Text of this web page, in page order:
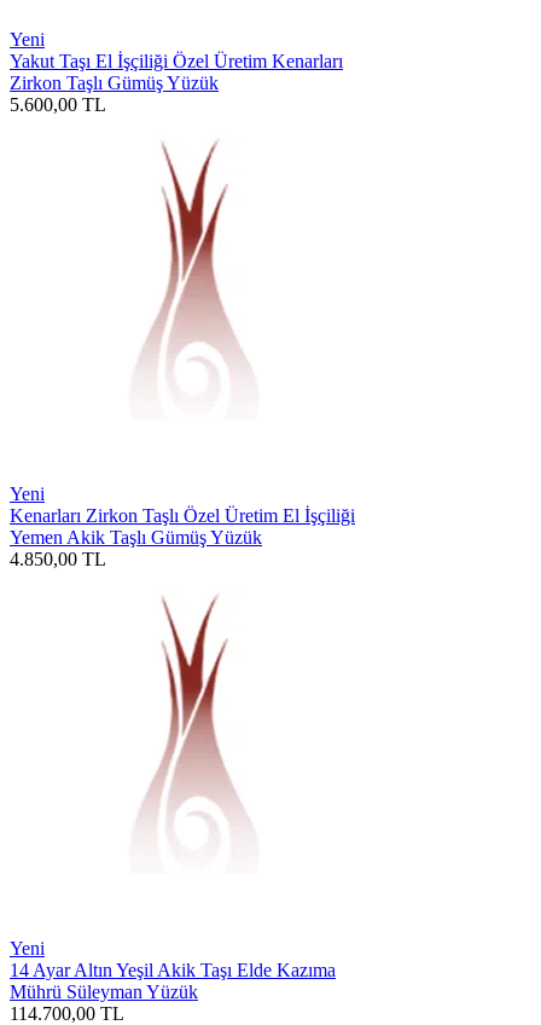
Yeni
Yakut Taşı El İşçiliği Özel Üretim Kenarları
Zirkon Taşlı Gümüş Yüzük
5.600,00 TL
Yeni
Kenarları Zirkon Taşlı Özel Üretim El İşçiliği
Yemen Akik Taşlı Gümüş Yüzük
4.850,00 TL
Yeni
14 Ayar Altın Yeşil Akik Taşı Elde Kazıma
Mührü Süleyman Yüzük
114.700,00 TL